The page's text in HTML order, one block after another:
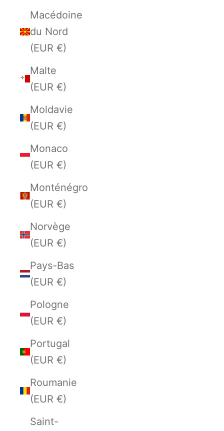
Macédoine
du Nord
(EUR €)
Malte
(EUR €)
Moldavie
(EUR €)
Monaco
(EUR €)
Monténégro
(EUR €)
Norvège
(EUR €)
Pays-Bas
(EUR €)
Pologne
(EUR €)
Portugal
(EUR €)
Roumanie
(EUR €)
Saint-